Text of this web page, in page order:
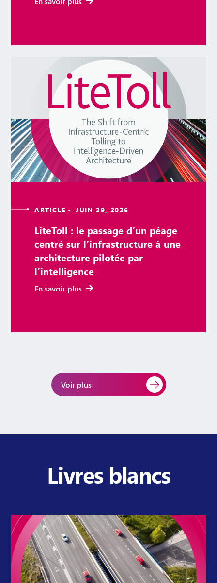
ARTICLE • JUIN 29, 2026
LiteToll : le passage d’un péage
centré sur l’infrastructure à une
architecture pilotée par
l’intelligence
En savoir plus
Voir plus
Livres blancs